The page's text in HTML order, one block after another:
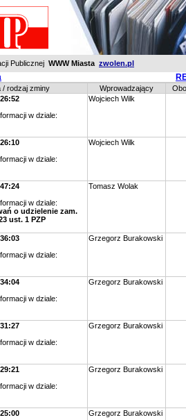
Publicznej WWW Miasta zwolen.pl
/ rodzaj zminy Wprowadzający
w dziale:
Wojciech Wilk
w dziale:
Wojciech Wilk
w dziale:
o udzielenie zam.
ust. 1 PZP
Tomasz Wolak
w dziale:
Grzegorz Burakowski
w dziale:
Grzegorz Burakowski
w dziale:
Grzegorz Burakowski
w dziale:
Grzegorz Burakowski
Grzegorz Burakowski